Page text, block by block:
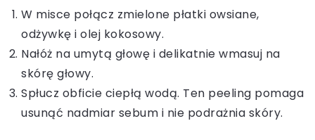
W misce połącz zmielone płatki owsiane,
odżywkę i olej kokosowy.
Nałóż na umytą głowę i delikatnie wmasuj na
skórę głowy.
Spłucz obficie ciepłą wodą. Ten peeling pomaga
usunąć nadmiar sebum i nie podrażnia skóry.